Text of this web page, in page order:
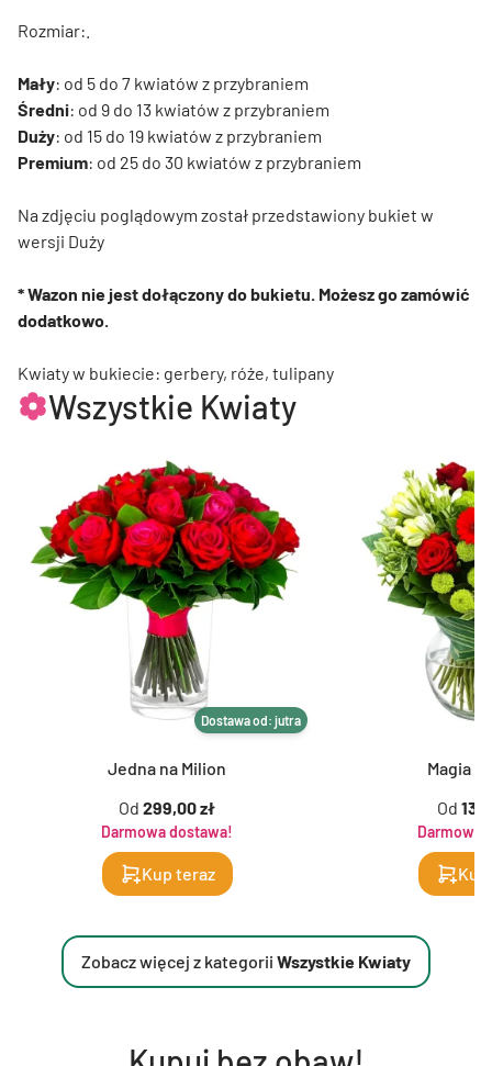
Rozmiar:.
Mały: od 5 do 7 kwiatów z przybraniem
Średni: od 9 do 13 kwiatów z przybraniem
Duży: od 15 do 19 kwiatów z przybraniem
Premium: od 25 do 30 kwiatów z przybraniem
Na zdjęciu poglądowym został przedstawiony bukiet w
wersji Duży
* Wazon nie jest dołączony do bukietu. Możesz go zamówić
dodatkowo.
Kwiaty w bukiecie: gerbery, róże, tulipany
Wszystkie Kwiaty
Dostawa od: jutra
Jedna na Milion
Od 299,00 zł
Darmowa dostawa!
Kup teraz
Magia
Od
Darmowa
Zobacz więcej z kategorii Wszystkie Kwiaty